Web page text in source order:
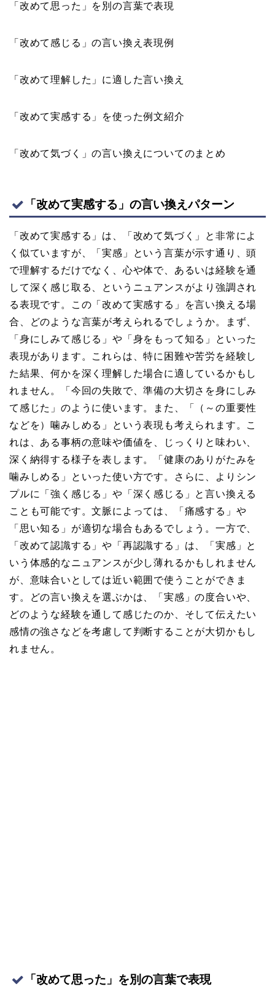
「改めて思った」を別の言葉で表現
「改めて感じる」の言い換え表現例
「改めて理解した」に適した言い換え
「改めて実感する」を使った例文紹介
「改めて気づく」の言い換えについてのまとめ
「改めて実感する」の言い換えパターン
「改めて実感する」は、「改めて気づく」と非常によ
く似ていますが、「実感」という言葉が示す通り、頭
で理解するだけでなく、心や体で、あるいは経験を通
して深く感じ取る、というニュアンスがより強調され
る表現です。この「改めて実感する」を言い換える場
合、どのような言葉が考えられるでしょうか。まず、
「身にしみて感じる」や「身をもって知る」といった
表現があります。これらは、特に困難や苦労を経験し
た結果、何かを深く理解した場合に適しているかもし
れません。「今回の失敗で、準備の大切さを身にしみ
て感じた」のように使います。また、「（～の重要性
などを）噛みしめる」という表現も考えられます。こ
れは、ある事柄の意味や価値を、じっくりと味わい、
深く納得する様子を表します。「健康のありがたみを
噛みしめる」といった使い方です。さらに、よりシン
プルに「強く感じる」や「深く感じる」と言い換える
ことも可能です。文脈によっては、「痛感する」や
「思い知る」が適切な場合もあるでしょう。一方で、
「改めて認識する」や「再認識する」は、「実感」と
いう体感的なニュアンスが少し薄れるかもしれません
が、意味合いとしては近い範囲で使うことができま
す。どの言い換えを選ぶかは、「実感」の度合いや、
どのような経験を通して感じたのか、そして伝えたい
感情の強さなどを考慮して判断することが大切かもし
れません。
「改めて思った」を別の言葉で表現